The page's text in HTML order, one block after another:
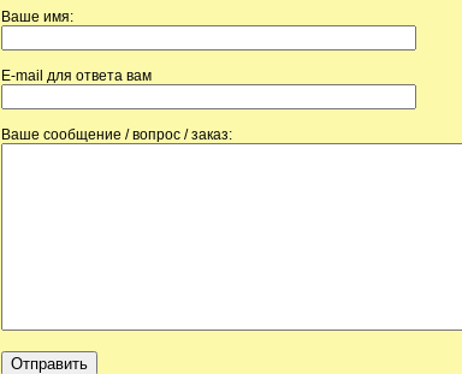
Ваше имя:
E-mail для ответа вам
Ваше сообщение / вопрос / заказ: